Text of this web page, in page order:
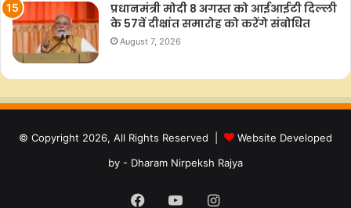
प्रधानमंत्री मोदी 8 अगस्त को आईआईटी दिल्ली
के 57वें दीक्षांत समारोह को करेंगे संबोधित
August 7, 2026
© Copyright 2026, All Rights Reserved |
Website Developed
by - Dharam Nirpeksh Rajya
Facebook
YouTubeInstagram